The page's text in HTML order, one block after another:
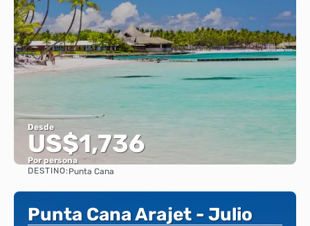
Desde
US$1,736
Por persona
DESTINO:Punta Cana
Punta Cana Arajet - Julio